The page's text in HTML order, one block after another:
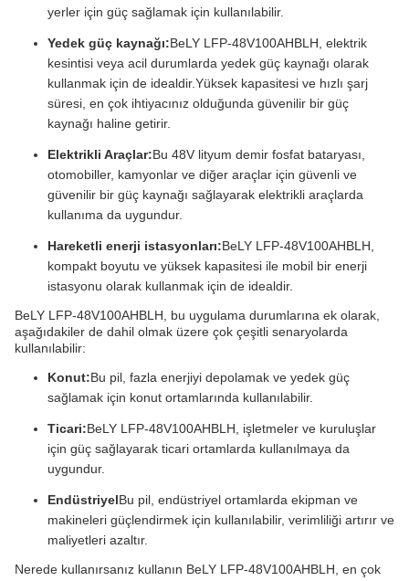
yerler için güç sağlamak için kullanılabilir.
Yedek güç kaynağı:BeLY LFP-48V100AHBLH, elektrik
kesintisi veya acil durumlarda yedek güç kaynağı olarak
kullanmak için de idealdir.Yüksek kapasitesi ve hızlı şarj
süresi, en çok ihtiyacınız olduğunda güvenilir bir güç
kaynağı haline getirir.
Elektrikli Araçlar:Bu 48V lityum demir fosfat bataryası,
otomobiller, kamyonlar ve diğer araçlar için güvenli ve
güvenilir bir güç kaynağı sağlayarak elektrikli araçlarda
kullanıma da uygundur.
Hareketli enerji istasyonları:BeLY LFP-48V100AHBLH,
kompakt boyutu ve yüksek kapasitesi ile mobil bir enerji
istasyonu olarak kullanmak için de idealdir.
BeLY LFP-48V100AHBLH, bu uygulama durumlarına ek olarak,
aşağıdakiler de dahil olmak üzere çok çeşitli senaryolarda
kullanılabilir:
Konut:Bu pil, fazla enerjiyi depolamak ve yedek güç
sağlamak için konut ortamlarında kullanılabilir.
Ticari:BeLY LFP-48V100AHBLH, işletmeler ve kuruluşlar
için güç sağlayarak ticari ortamlarda kullanılmaya da
uygundur.
EndüstriyelBu pil, endüstriyel ortamlarda ekipman ve
makineleri güçlendirmek için kullanılabilir, verimliliği artırır ve
maliyetleri azaltır.
Nerede kullanırsanız kullanın BeLY LFP-48V100AHBLH, en çok